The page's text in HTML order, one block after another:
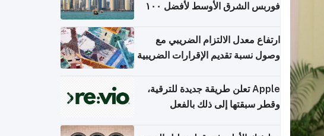
فوربس الشرق الأوسط لأفضل ١٠٠
ارتفاع معدل الالتزام الضريبي مع
وصول نسبة تقديم الإقرارات الضريبية
Apple تعلن طريقة جديدة للترقية،
وقطر سبقتها إلى ذلك بالفعل